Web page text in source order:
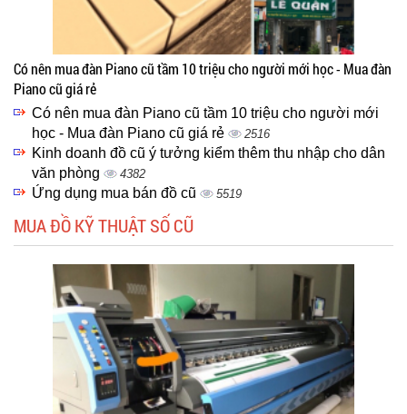
Có nên mua đàn Piano cũ tầm 10 triệu cho người mới học - Mua đàn
Piano cũ giá rẻ
Có nên mua đàn Piano cũ tầm 10 triệu cho người mới
học - Mua đàn Piano cũ giá rẻ
2516
Kinh doanh đồ cũ ý tưởng kiểm thêm thu nhập cho dân
văn phòng
4382
Ứng dụng mua bán đồ cũ 5519
MUA ĐỒ KỸ THUẬT SỐ CŨ